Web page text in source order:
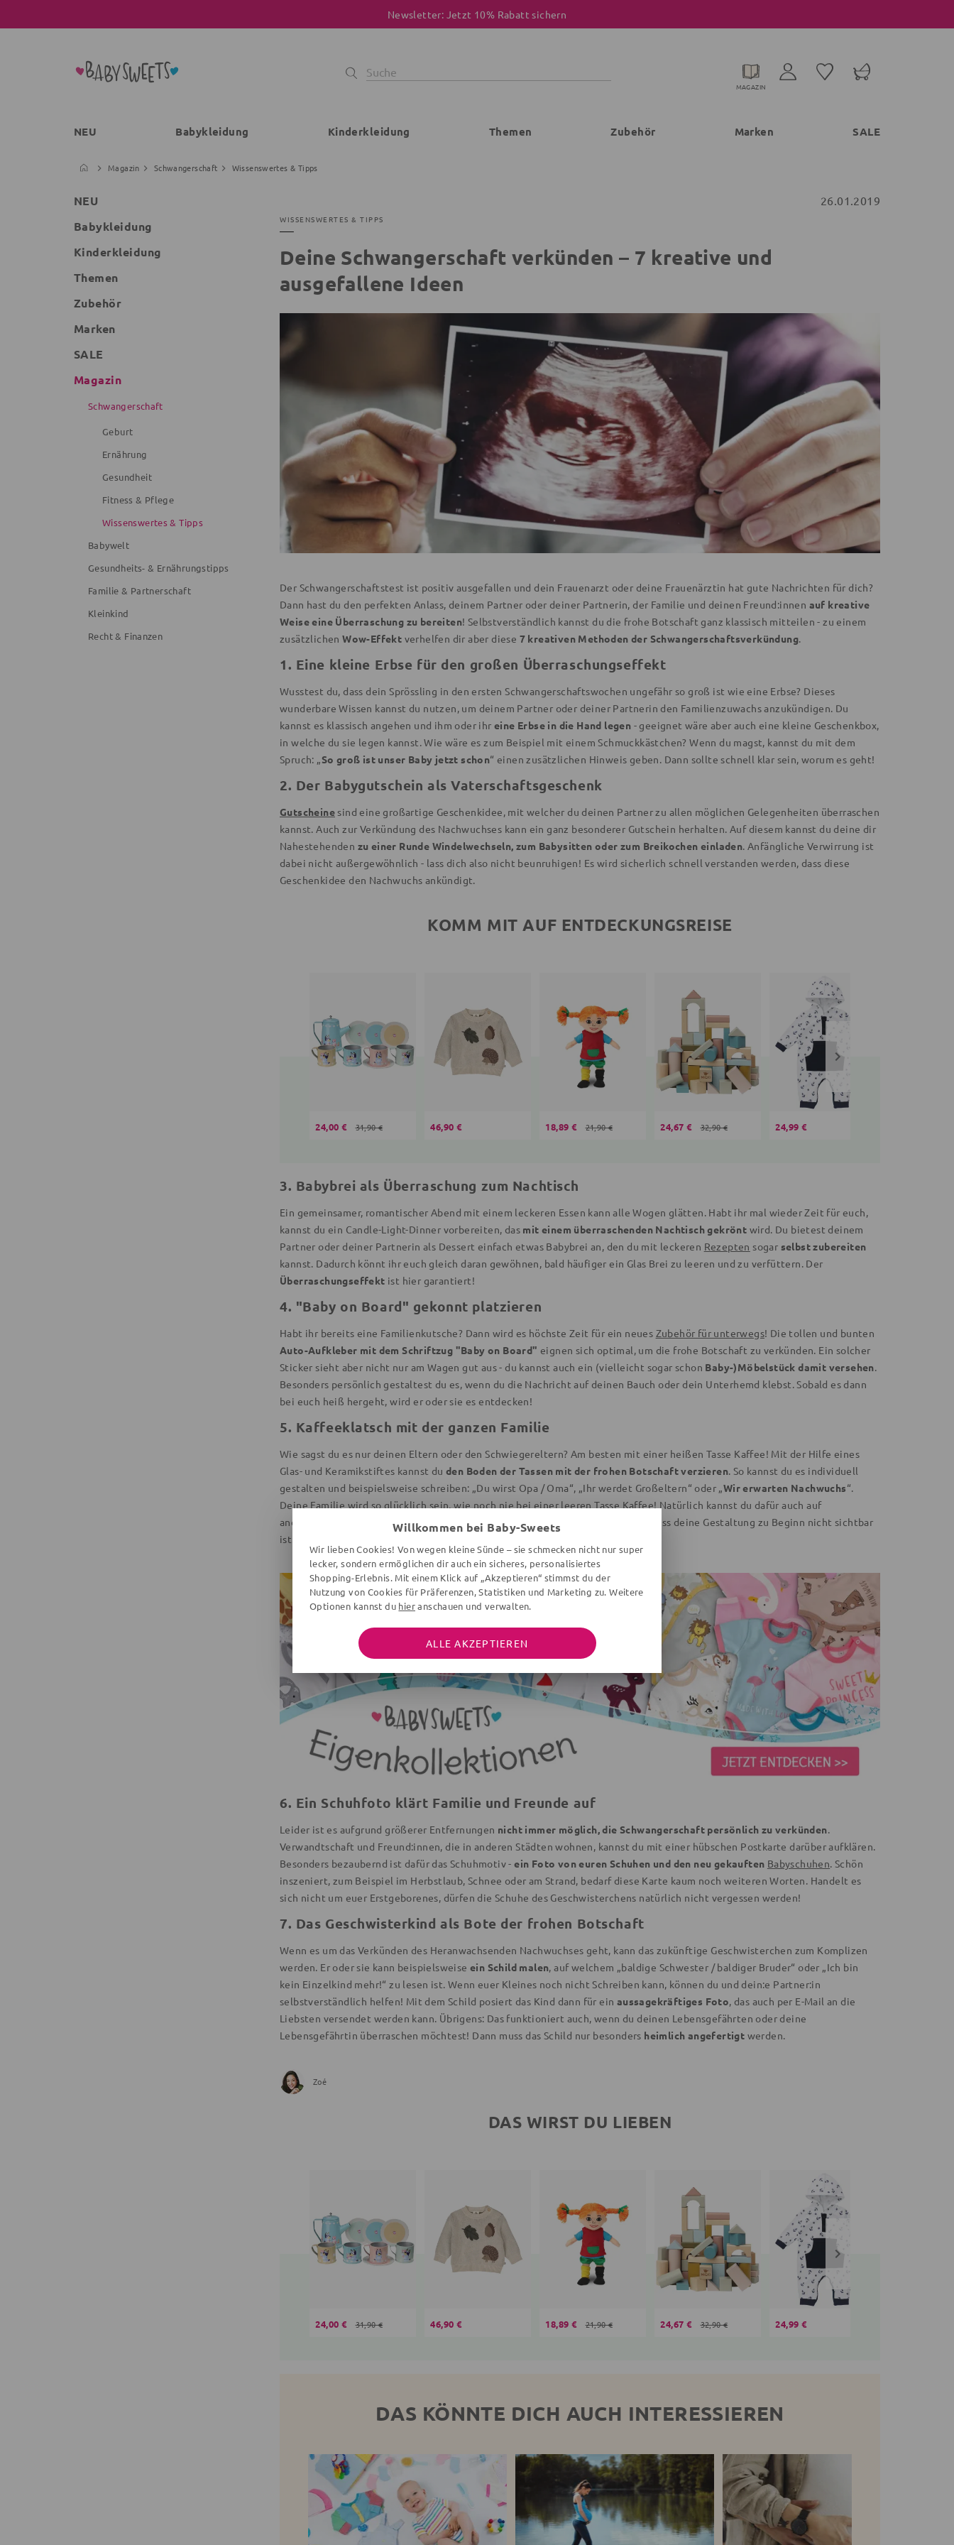
Newsletter: Jetzt 10% Rabatt sichern
MAGAZIN
NEU Babykleidung Kinderkleidung Themen Zubehör Marken SALE
Magazin Schwangerschaft Wissenswertes & Tipps
NEU
Babykleidung
Kinderkleidung
Themen
Zubehör
Marken
SALE
Magazin
Schwangerschaft
Geburt
Ernährung
Gesundheit
Fitness & Pflege
Wissenswertes & Tipps
Babywelt
Gesundheits- & Ernährungstipps
Familie & Partnerschaft
Kleinkind
Recht & Finanzen
26.01.2019
WISSENSWERTES & TIPPS
Deine Schwangerschaft verkünden – 7 kreative und
ausgefallene Ideen
Der Schwangerschaftstest ist positiv ausgefallen und dein Frauenarzt oder deine Frauenärztin hat gute Nachrichten für dich?
Dann hast du den perfekten Anlass, deinem Partner oder deiner Partnerin, der Familie und deinen Freund:innen auf kreative
Weise eine Überraschung zu bereiten! Selbstverständlich kannst du die frohe Botschaft ganz klassisch mitteilen - zu einem
zusätzlichenWow-Effekt verhelfen dir aber diese 7 kreativen Methoden der Schwangerschaftsverkündung.
1. Eine kleine Erbse für den großen Überraschungseffekt
Wusstest du, dass dein Sprössling in den ersten Schwangerschaftswochen ungefähr so groß ist wie eine Erbse? Dieses
wunderbare Wissen kannst du nutzen, um deinem Partner oder deiner Partnerin den Familienzuwachs anzukündigen. Du
kannst es klassisch angehen und ihm oder ihr eine Erbse in die Hand legen - geeignet wäre aber auch eine kleine Geschenkbox,
in welche du sie legen kannst. Wie wäre es zum Beispiel mit einem Schmuckkästchen? Wenn du magst, kannst du mit dem
Spruch: „So groß ist unser Baby jetzt schon“ einen zusätzlichen Hinweis geben. Dann sollte schnell klar sein, worum es geht!
2. Der Babygutschein als Vaterschaftsgeschenk
Gutscheine sind eine großartige Geschenkidee, mit welcher du deinen Partner zu allen möglichen Gelegenheiten überraschen
kannst. Auch zur Verkündung des Nachwuchses kann ein ganz besonderer Gutschein herhalten. Auf diesem kannst du deine dir
Nahestehenden zu einer Runde Windelwechseln, zum Babysitten oder zum Breikochen einladen. Anfängliche Verwirrung ist
dabei nicht außergewöhnlich - lass dich also nicht beunruhigen! Es wird sicherlich schnell verstanden werden, dass diese
Geschenkidee den Nachwuchs ankündigt.
KOMM MIT AUF ENTDECKUNGSREISE
24,00 € 31,90 € 46,90 € 18,89 € 21,90 € 24,67 € 32,90 € 24,99 €
3. Babybrei als Überraschung zum Nachtisch
Ein gemeinsamer, romantischer Abend mit einem leckeren Essen kann alle Wogen glätten. Habt ihr mal wieder Zeit für euch,
kannst du ein Candle-Light-Dinner vorbereiten, das mit einem überraschenden Nachtisch gekrönt wird. Du bietest deinem
Partner oder deiner Partnerin als Dessert einfach etwas Babybrei an, den du mit leckeren Rezepten sogar selbst zubereiten
kannst. Dadurch könnt ihr euch gleich daran gewöhnen, bald häufiger ein Glas Brei zu leeren und zu verfüttern. Der
Überraschungseffekt ist hier garantiert!
4. "Baby on Board" gekonnt platzieren
Habt ihr bereits eine Familienkutsche? Dann wird es höchste Zeit für ein neues Zubehör für unterwegs! Die tollen und bunten
Auto-Aufkleber mit dem Schriftzug "Baby on Board" eignen sich optimal, um die frohe Botschaft zu verkünden. Ein solcher
Sticker sieht aber nicht nur am Wagen gut aus - du kannst auch ein (vielleicht sogar schon Baby-)Möbelstück damit versehen.
Besonders persönlich gestaltest du es, wenn du die Nachricht auf deinen Bauch oder dein Unterhemd klebst. Sobald es dann
bei euch heiß hergeht, wird er oder sie es entdecken!
5. Kaffeeklatsch mit der ganzen Familie
Wie sagst du es nur deinen Eltern oder den Schwiegereltern? Am besten mit einer heißen Tasse Kaffee! Mit der Hilfe eines
Glas- und Keramikstiftes kannst du den Boden der Tassen mit der frohen Botschaft verzieren. So kannst du es individuell
gestalten und beispielsweise schreiben: „Du wirst Opa / Oma“, „Ihr werdet Großeltern“ oder „Wir erwarten Nachwuchs“.
Deine Familie wird so glücklich sein, wie noch nie bei einer leeren Tasse Kaffee! Natürlich kannst du dafür auch auf
anderes
Zubehör rund ums Essen und Trinkenzurückgreifen - achte nur darauf, dass deine Gestaltung zu Beginn nicht sichtbar
ist.
6. Ein Schuhfoto klärt Familie und Freunde auf
Leider ist es aufgrund größerer Entfernungen nicht immer möglich, die Schwangerschaft persönlich zu verkünden.
Verwandtschaft und Freund:innen, die in anderen Städten wohnen, kannst du mit einer hübschen Postkarte darüber aufklären.
Besonders bezaubernd ist dafür das Schuhmotiv -ein Foto von euren Schuhen und den neu gekauften Babyschuhen. Schön
inszeniert, zum Beispiel im Herbstlaub, Schnee oder am Strand, bedarf diese Karte kaum noch weiteren Worten. Handelt es
sich nicht um euer Erstgeborenes, dürfen die Schuhe des Geschwisterchens natürlich nicht vergessen werden!
7. Das Geschwisterkind als Bote der frohen Botschaft
Wenn es um das Verkünden des Heranwachsenden Nachwuchses geht, kann das zukünftige Geschwisterchen zum Komplizen
werden. Er oder sie kann beispielsweise ein Schild malen, auf welchem „baldige Schwester / baldiger Bruder“ oder „Ich bin
kein Einzelkind mehr!“ zu lesen ist. Wenn euer Kleines noch nicht Schreiben kann, können du und dein:e Partner:in
selbstverständlich helfen! Mit dem Schild posiert das Kind dann für ein aussagekräftiges Foto, das auch per E-Mail an die
Liebsten versendet werden kann. Übrigens: Das funktioniert auch, wenn du deinen Lebensgefährten oder deine
Lebensgefährtin überraschen möchtest! Dann muss das Schild nur besonders heimlich angefertigt werden.
Zoé
DAS WIRST DU LIEBEN
24,00 € 31,90 € 46,90 € 18,89 € 21,90 € 24,67 € 32,90 € 24,99 €
DAS KÖNNTE DICH AUCH INTERESSIEREN
Willkommen bei Baby-Sweets
Wir lieben Cookies! Von wegen kleine Sünde – sie schmecken nicht nur super
lecker, sondern ermöglichen dir auch ein sicheres, personalisiertes
Shopping-Erlebnis. Mit einem Klick auf „Akzeptieren“ stimmst du der
Nutzung von Cookies für Präferenzen, Statistiken und Marketing zu. Weitere
Optionen kannst du hieranschauen und verwalten.
ALLE AKZEPTIEREN